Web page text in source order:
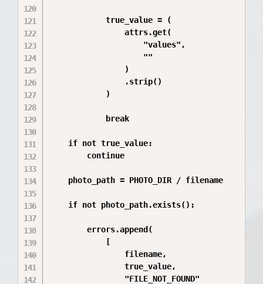
            true_value = (
                attrs.get(
                    "values",
                    ""
                )
                .strip()
            )
            break
    if not true_value:
        continue
    photo_path = PHOTO_DIR / filename
    if not photo_path.exists():
        errors.append(
            [
                filename,
                true_value,
                "FILE_NOT_FOUND"